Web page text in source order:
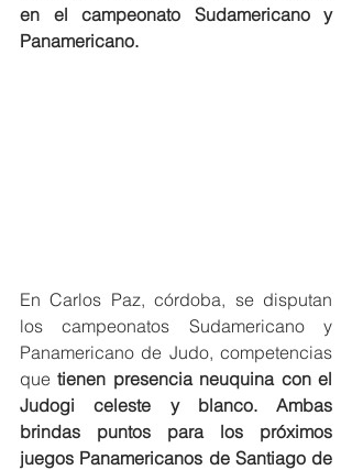
en el campeonato Sudamericano y
Panamericano.
En Carlos Paz, córdoba, se disputan
los campeonatos Sudamericano y
Panamericano de Judo, competencias
que tienen presencia neuquina con el
Judogi celeste y blanco. Ambas
brindas puntos para los próximos
juegos Panamericanos de Santiago de